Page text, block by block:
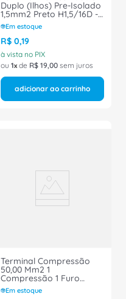
Duplo (Ilhos) Pre-Isolado
1,5mm2 Preto H1,5/16D -
Conexel
Em estoque
R$ 0,19
à vista no PIX
ou 1 de R$ 19,00 sem juros
adicionar ao carrinho
Terminal Compressão
50,00 Mm2 1
Compressão 1 Furo
Cobre - TM50 - INTELLI
Em estoque